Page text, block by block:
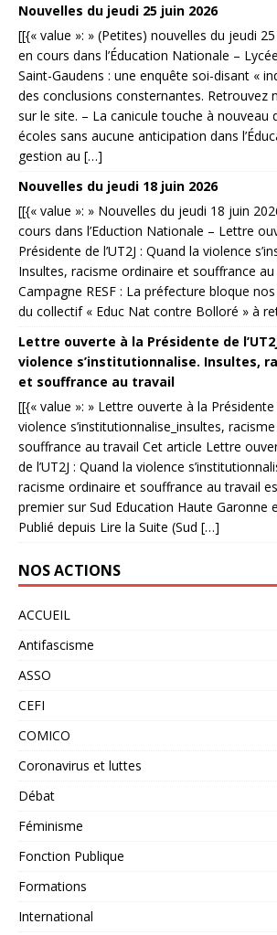
Nouvelles du jeudi 25 juin 2026
[[{« value »: » (Petites) nouvelles du jeudi
en cours dans l’Éducation Nationale –
Saint-Gaudens : une enquête soi-disant «
des conclusions consternantes. Retrouvez
sur le site. – La canicule touche à nouveau
écoles sans aucune anticipation dans
gestion au […]
Nouvelles du jeudi 18 juin 2026
[[{« value »: » Nouvelles du jeudi 18 juin
cours dans l’Eduction Nationale – Lettre
Présidente de l’UT2J : Quand la violence
Insultes, racisme ordinaire et souffrance
Campagne RESF : La préfecture bloque
du collectif « Educ Nat contre Bolloré » à
Lettre ouverte à la Présidente de
violence s’institutionnalise. Insultes,
et souffrance au travail
[[{« value »: » Lettre ouverte à la Présidente
violence s’institutionnalise_insultes,
souffrance au travail Cet article Lettre
de l’UT2J : Quand la violence
racisme ordinaire et souffrance au travail
premier sur Sud Education Haute Garonne
Publié depuis Lire la Suite (Sud […]
NOS ACTIONS
ACCUEIL
Antifascisme
ASSO
CEFI
COMICO
Coronavirus et luttes
Débat
Féminisme
Fonction Publique
Formations
International